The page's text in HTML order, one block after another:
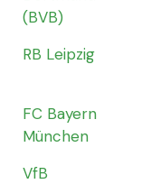
(BVB)
RB Leipzig
FC Bayern
München
VfB